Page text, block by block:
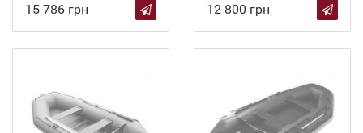
15 786 грн 12 800 грн